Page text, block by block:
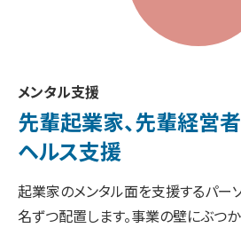
メンタル支援
先輩起業家、先輩経営
ヘルス支援
起業家のメンタル面を支援するパー
名ずつ配置します。事業の壁にぶつ